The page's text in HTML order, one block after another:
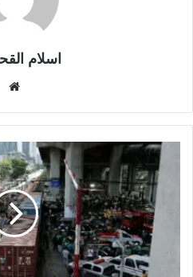
اسلام
ق
ع
ا
ل
و
ي